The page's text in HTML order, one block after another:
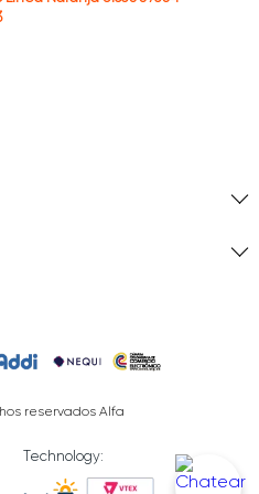
para
¡Compra online
reservados Alfa
Technology: